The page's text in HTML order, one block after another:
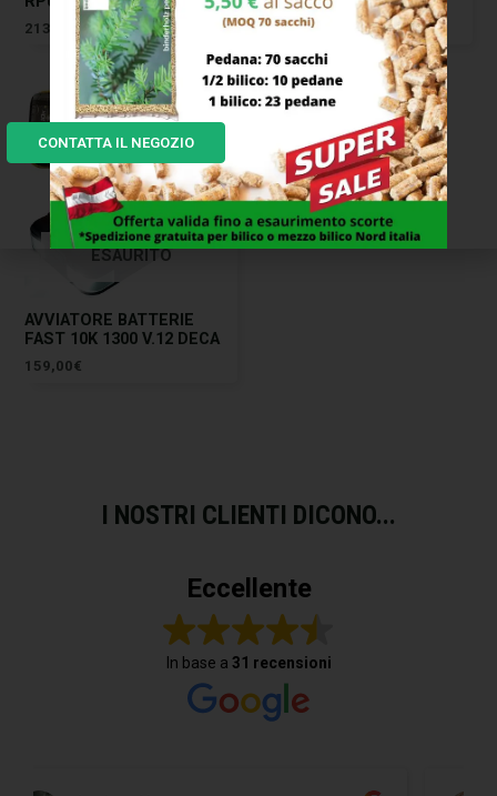
213,00 € 123,00€
ESAURITO
AVVIATORE BATTERIE
FAST 10K 1300 V.12 DECA
159,00€
I NOSTRI CLIENTI DICONO...
Eccellente
In base a 31 recensioni
CONTATTA IL NEGOZIO